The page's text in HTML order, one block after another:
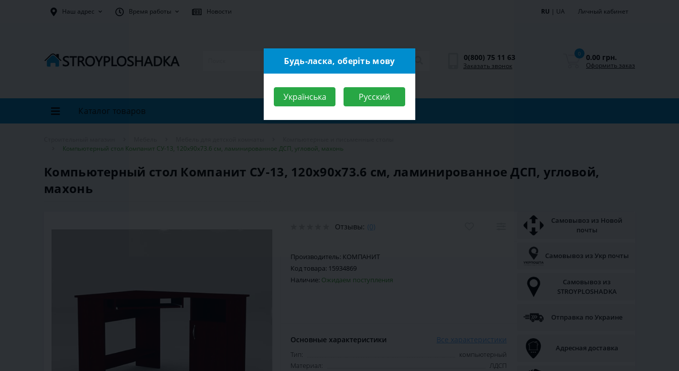
Наш адрес Время работы Новости RU | UA Личный кабинет
0(800) 75 11 63
Заказать звонок
0 0.00 грн.
Оформить заказ
Каталог товаров
Компьютерный стол Компанит СУ-13, 120х90х73.6 см, ламинированное ДСП, угловой, махонь
Компьютерный стол Компанит СУ-13, 120х90х73.6 см, ламинированное ДСП, угловой,
махонь
Отзывы: (0)
Производитель: КОМПАНИТ
Код товара: 15934869
Наличие: Ожидаем поступления
Основные характеристики Все характеристики
Тип:
компьютерный
Материал:
ЛДСП
Самовывоз из Новой
почты
Самовывоз из Укр почты
Самовывоз из
STROYPLOSHADKA
Отправка по Украине
Адресная доставка
Будь-ласка, оберіть мову
Українська Русский